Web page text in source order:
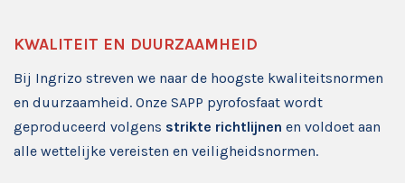
KWALITEIT EN DUURZAAMHEID
Bij Ingrizo streven we naar de hoogste kwaliteitsnormen
en duurzaamheid. Onze SAPP pyrofosfaat wordt
geproduceerd volgens strikte richtlijnen en voldoet aan
alle wettelijke vereisten en veiligheidsnormen.